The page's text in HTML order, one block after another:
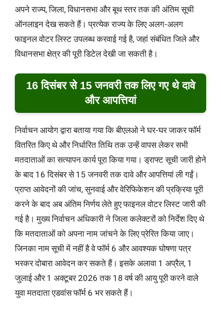
अपने राज्य, जिला, विधानसभा और बूथ स्तर तक की अंतिम सूची
ऑनलाइन देख सकते हैं। प्रत्येक राज्य के लिए अलग-अलग
फाइनल वोटर लिस्ट उपलब्ध करवाई गई है, जहां संबंधित जिले और
विधानसभा क्षेत्र की पूरी डिटेल देखी जा सकती है।
16 दिसंबर से 15 जनवरी तक लिए गए थे दावे
और आपत्तियां
निर्वाचन आयोग द्वारा बताया गया कि बीएलओ ने घर-घर जाकर फॉर्म
वितरित किए थे और निर्धारित तिथि तक उन्हें वापस लेकर सभी
मतदाताओं का सत्यापन कार्य पूरा किया गया। ड्राफ्ट सूची जारी होने
के बाद 16 दिसंबर से 15 जनवरी तक दावे और आपत्तियां ली गईं।
प्राप्त आवेदनों की जांच, सुनवाई और वेरिफिकेशन की प्रक्रिया पूरी
करने के बाद अब अंतिम निर्णय लेते हुए फाइनल वोटर लिस्ट जारी की
गई है। मुख्य निर्वाचन अधिकारी ने जिला कलेक्टरों को निर्देश दिए थे
कि मतदाताओं को अपना नाम जांचने के लिए प्रेरित किया जाए।
जिनका नाम सूची में नहीं है वे फॉर्म 6 और आवश्यक घोषणा पत्र
भरकर दोबारा आवेदन कर सकते हैं। इसके अलावा 1 अप्रैल, 1
जुलाई और 1 अक्टूबर 2026 तक 18 वर्ष की आयु पूरी करने वाले
युवा मतदाता एडवांस फॉर्म 6 भर सकते हैं।